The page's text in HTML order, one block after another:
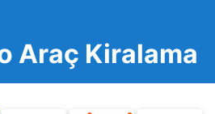
Araç Kiralama